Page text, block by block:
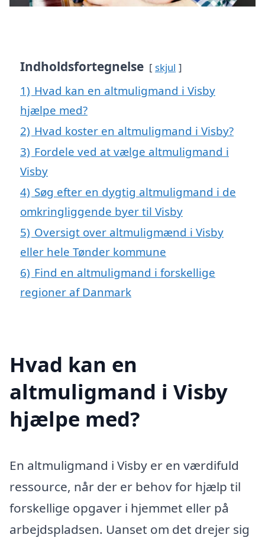
Indholdsfortegnelse skjul
1) Hvad kan en altmuligmand i Visby
hjælpe med?
2) Hvad koster en altmuligmand i Visby?
3) Fordele ved at vælge altmuligmand i
Visby
4) Søg efter en dygtig altmuligmand i de
omkringliggende byer til Visby
5) Oversigt over altmuligmænd i Visby
eller hele Tønder kommune
6) Find en altmuligmand i forskellige
regioner af Danmark
Hvad kan en
altmuligmand i Visby
hjælpe med?
En altmuligmand i Visby er en værdifuld
ressource, når der er behov for hjælp til
forskellige opgaver i hjemmet eller på
arbejdspladsen. Uanset om det drejer sig